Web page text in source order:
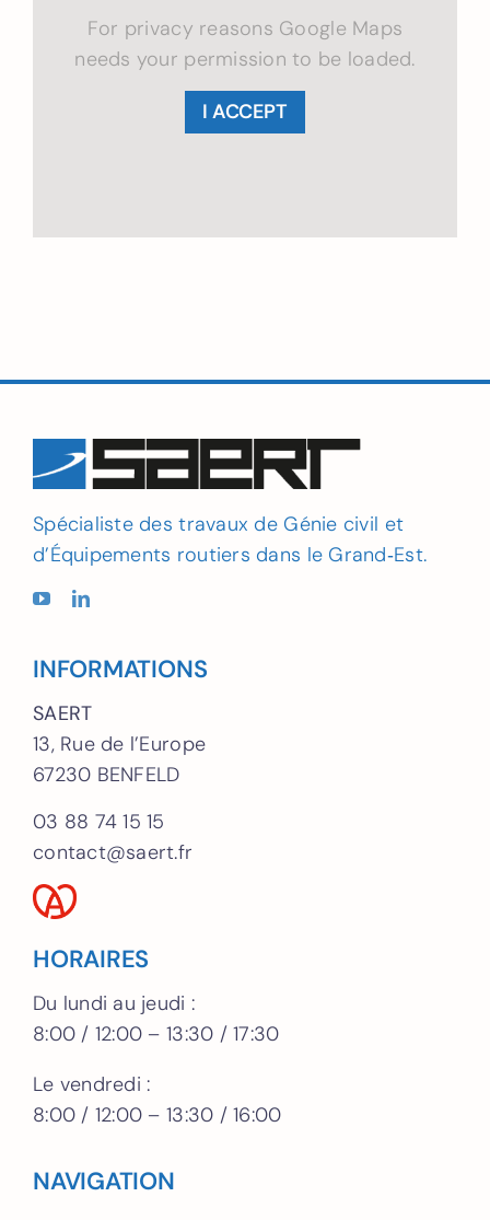
For privacy reasons Google Maps
needs your permission to be loaded.
I ACCEPT
Spécialiste des travaux de Génie civil et
d’Équipements routiers dans le Grand‑Est.
INFORMATIONS
SAERT
13, Rue de l’Europe
67230 BENFELD
03 88 74 15 15
contact@saert.fr
HORAIRES
Du lundi au jeudi :
8:00 / 12:00 – 13:30 / 17:30
Le vendredi :
8:00 / 12:00 – 13:30 / 16:00
NAVIGATION